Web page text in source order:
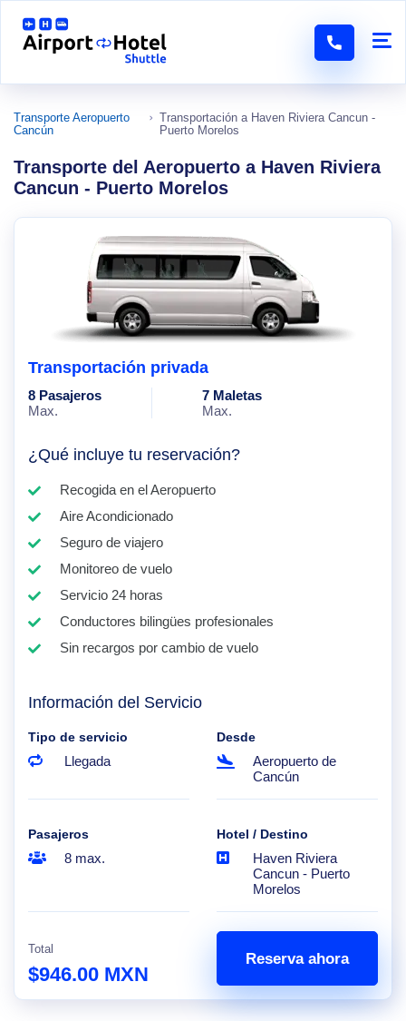
Transporte Aeropuerto
Cancún
Transportación a Haven Riviera Cancun -
Puerto Morelos
Transporte del Aeropuerto a Haven Riviera
Cancun - Puerto Morelos
Transportación privada
8 Pasajeros
Max.
7 Maletas
Max.
¿Qué incluye tu reservación?
Recogida en el Aeropuerto
Aire Acondicionado
Seguro de viajero
Monitoreo de vuelo
Servicio 24 horas
Conductores bilingües profesionales
Sin recargos por cambio de vuelo
Información del Servicio
Tipo de servicio
Llegada
Desde
Aeropuerto de
Cancún
Pasajeros
8 max.
Hotel / Destino
Haven Riviera
Cancun - Puerto
Morelos
Total
$946.00 MXN
Reserva ahora